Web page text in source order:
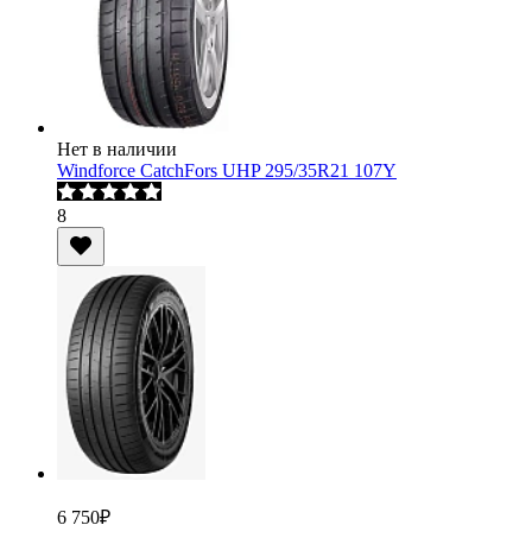
Нет в наличии
Windforce CatchFors UHP 295/35R21 107Y
8
6 750₽